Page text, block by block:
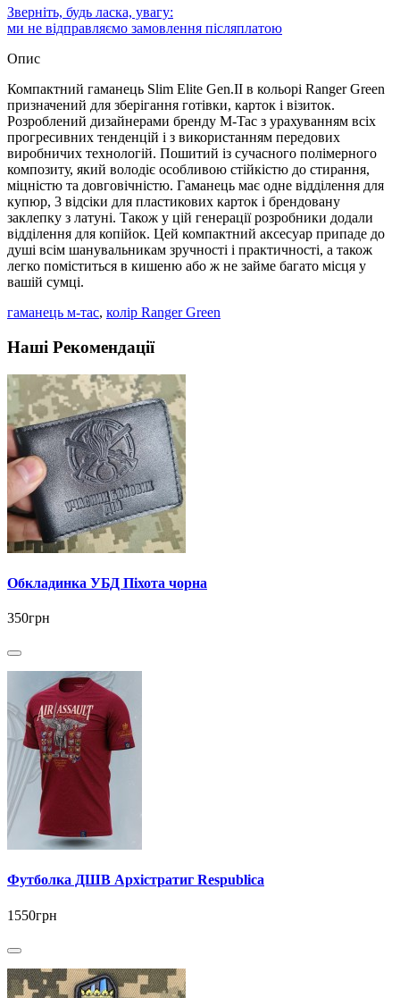
Зверніть, будь ласка, увагу:
ми не відправляємо замовлення післяплатою
Опис
Компактний гаманець Slim Elite Gen.II в кольорі Ranger Green
призначений для зберігання готівки, карток і візиток.
Розроблений дизайнерами бренду M-Tac з урахуванням всіх
прогресивних тенденцій і з використанням передових
виробничих технологій. Пошитий із сучасного полімерного
композиту, який володіє особливою стійкістю до стирання,
міцністю та довговічністю. Гаманець має одне відділення для
купюр, 3 відсіки для пластикових карток і брендовану
заклепку з латуні. Також у цій генерації розробники додали
відділення для копійок. Цей компактний аксесуар припаде до
душі всім шанувальникам зручності і практичності, а також
легко поміститься в кишеню або ж не займе багато місця у
вашій сумці.
гаманець м-тас, колір Ranger Green
Наші Рекомендації
Обкладинка УБД Піхота чорна
350грн
Футболка ДШВ Архістратиг Respublica
1550грн